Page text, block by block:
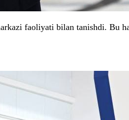
faoliyati bilan tanishdi. Bu